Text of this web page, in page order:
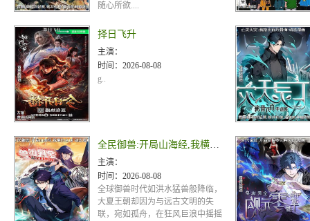
随心所欲....
择日飞升
主演：
时间： 2026-08-08
g..
全民御兽:开局山海经,我横扫全球 动态漫画
主演：
时间： 2026-08-08
全球御兽时代如洪水猛兽般降临，
大夏王朝却因为与远古文明的失
联，宛如孤舟，在狂风巨浪中摇摇